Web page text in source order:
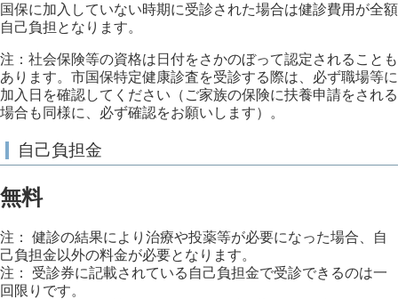
国保に加入していない時期に受診された場合は健診費用が全額
自己負担となります。
注：社会保険等の資格は日付をさかのぼって認定されることも
あります。市国保特定健康診査を受診する際は、必ず職場等に
加入日を確認してください（ご家族の保険に扶養申請をされる
場合も同様に、必ず確認をお願いします）。
自己負担金
無料
注： 健診の結果により治療や投薬等が必要になった場合、自
己負担金以外の料金が必要となります。
注： 受診券に記載されている自己負担金で受診できるのは一
回限りです。